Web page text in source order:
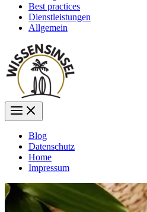
Best practices
Dienstleistungen
Allgemein
Blog
Datenschutz
Home
Impressum